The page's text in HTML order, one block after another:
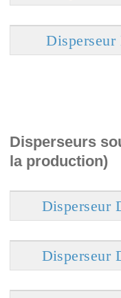
Disperseurs
la production)
Disperseur
Disperseur